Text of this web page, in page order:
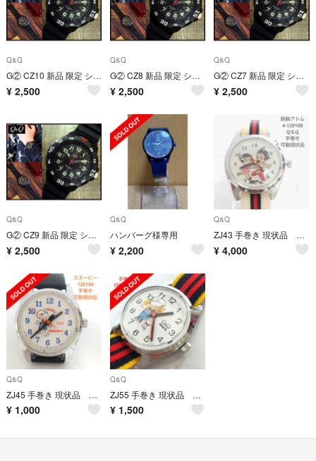
Q&Q
G② CZ10 新品 限定 シチズン Q&Q 防水 クォーツ 腕時計 黒/黒 ⑤
¥ 2,500
Q&Q
G② CZ8 新品 限定 シチズン Q&Q 防水 クォーツ 腕時計 黒/黒 ③
¥ 2,500
Q&Q
G② CZ7 新品 限定 シチズン Q&Q 防水 クォーツ 腕時計 黒/黒 ②
¥ 2,500
Q&Q
G② CZ9 新品 限定 シチズン Q&Q 防水 クォーツ 腕時計 黒/黒 ④
¥ 2,500
Q&Q
ハンバーグ様専用
¥ 2,200
Q&Q
ZJ43 手巻き 現状品 鉄腕アトム Q&Q 4-120108
¥ 4,000
Q&Q
ZJ45 手巻き 現状品 スヌーピー Q&Q 120108
¥ 1,000
Q&Q
ZJ55 手巻き 現状品 Q&Q メックタイム 腕時計
¥ 1,500